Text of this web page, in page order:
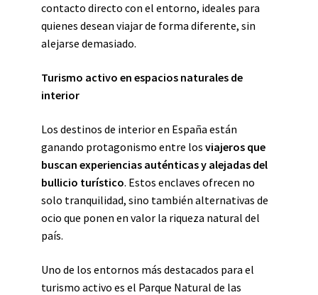
contacto directo con el entorno, ideales para
quienes desean viajar de forma diferente, sin
alejarse demasiado.
Turismo activo en espacios naturales de
interior
Los destinos de interior en España están
ganando protagonismo entre los viajeros que
buscan experiencias auténticas y alejadas del
bullicio turístico. Estos enclaves ofrecen no
solo tranquilidad, sino también alternativas de
ocio que ponen en valor la riqueza natural del
país.
Uno de los entornos más destacados para el
turismo activo es el Parque Natural de las